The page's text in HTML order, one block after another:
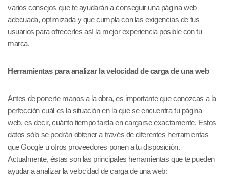
varios consejos que te ayudarán a conseguir una página web
adecuada, optimizada y que cumpla con las exigencias de tus
usuarios para ofrecerles así la mejor experiencia posible con tu
marca.
Herramientas para analizar la velocidad de carga de una web
Antes de ponerte manos a la obra, es importante que conozcas a la
perfección cuál es la situación en la que se encuentra tu página
web, es decir, cuánto tiempo tarda en cargarse exactamente. Estos
datos sólo se podrán obtener a través de diferentes herramientas
que Google u otros proveedores ponen a tu disposición.
Actualmente, éstas son las principales herramientas que te pueden
ayudar a analizar la velocidad de carga de una web: